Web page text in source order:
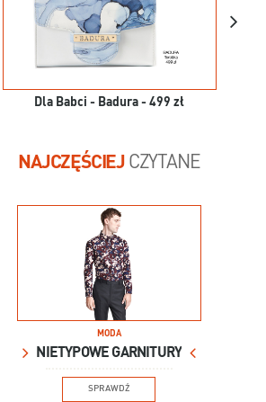
Dla Babci - Badura - 499 zł
NAJCZĘŚCIEJCZYTANE
MODA
NIETYPOWE GARNITURY
SPRAWDŹ